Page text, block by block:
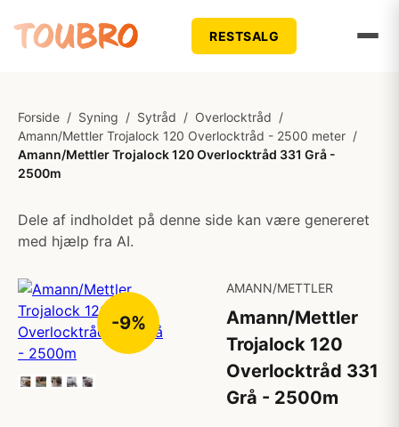
RESTSALG
Forside / Syning / Sytråd / Overlocktråd /
Amann/Mettler Trojalock 120 Overlocktråd - 2500 meter /
Amann/Mettler Trojalock 120 Overlocktråd 331 Grå -
2500m
Dele af indholdet på denne side kan være genereret
med hjælp fra AI.
-9%
AMANN/METTLER
Amann/Mettler
Trojalock 120
Overlocktråd 331
Grå - 2500m